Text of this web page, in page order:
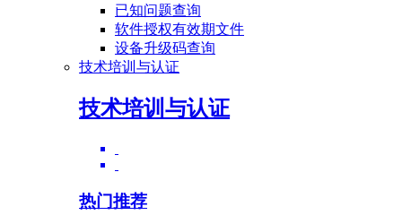
已知问题查询
软件授权有效期文件
设备升级码查询
技术培训与认证
技术培训与认证
热门推荐